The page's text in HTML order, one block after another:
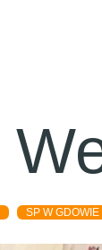
SP W GDOWIE